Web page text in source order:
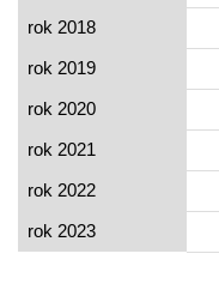
rok 2018
rok 2019
rok 2020
rok 2021
rok 2022
rok 2023